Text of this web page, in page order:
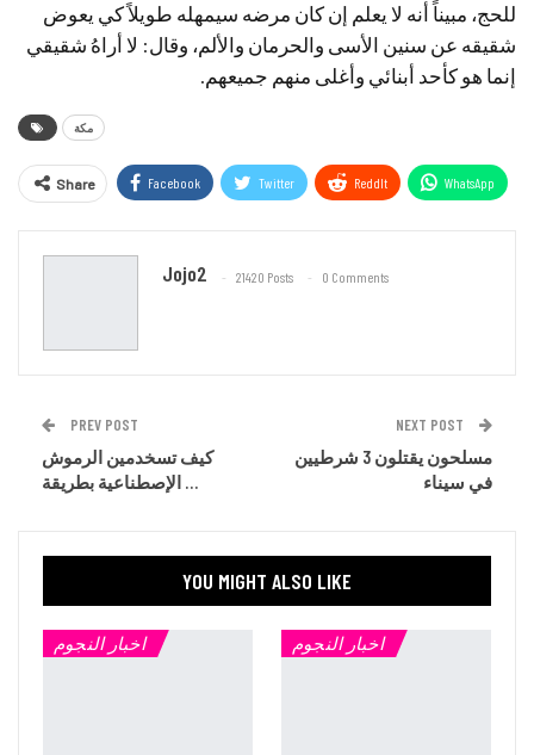
للحج، مبيناً أنه لا يعلم إن كان مرضه سيمهله طويلاً كي يعوض
شقيقه عن سنين الأسى والحرمان والألم، وقال: لا أراهُ شقيقي
إنما هو كأحد أبنائي وأغلى منهم جميعهم.
مكة
Share Facebook Twitter ReddIt WhatsApp
Jojo2 21420 Posts 0 Comments
PREV POST
كيف تسخدمين الرموش
الإصطناعية بطريقة …
NEXT POST
مسلحون يقتلون 3 شرطيين
في سيناء
YOU MIGHT ALSO LIKE
اخبار النجوم اخبار النجوم